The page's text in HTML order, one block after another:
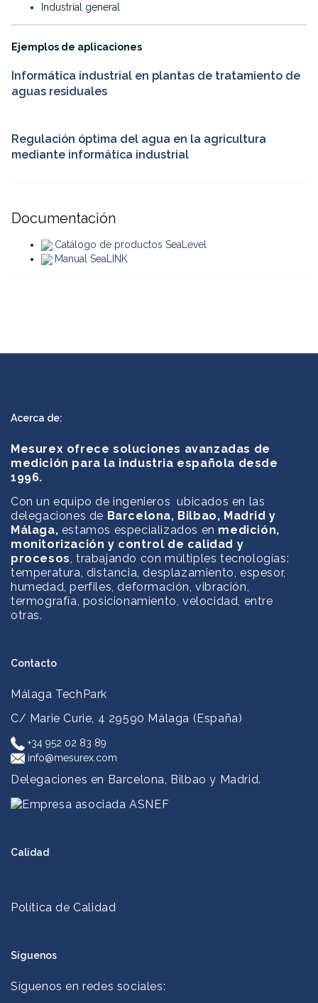
Industrial general
·
Ejemplos de aplicaciones
Informática industrial en plantas de tratamiento de
aguas residuales
Regulación óptima del agua en la agricultura
mediante informática industrial
Documentación
Catálogo de productos SeaLevel
Manual SeaLINK
Acerca de:
Mesurex ofrece soluciones avanzadas de
medición para la industria española desde
1996.
Con un equipo de ingenieros ubicados en las
delegaciones de Barcelona, Bilbao, Madrid y
Málaga, estamos especializados en medición,
monitorización y control de calidad y
procesos , trabajando con múltiples tecnologías:
temperatura, distancia, desplazamiento, espesor,
humedad, perfiles, deformación, vibración,
termografía, posicionamiento, velocidad, entre
otras.
Contacto
Málaga TechPark
C/ Marie Curie, 4 29590 Málaga (España)
+34 952 02 83 89
info@mesurex.com
Delegaciones en Barcelona, Bilbao y Madrid.
Calidad
Política de Calidad
Síguenos
Síguenos en redes sociales: